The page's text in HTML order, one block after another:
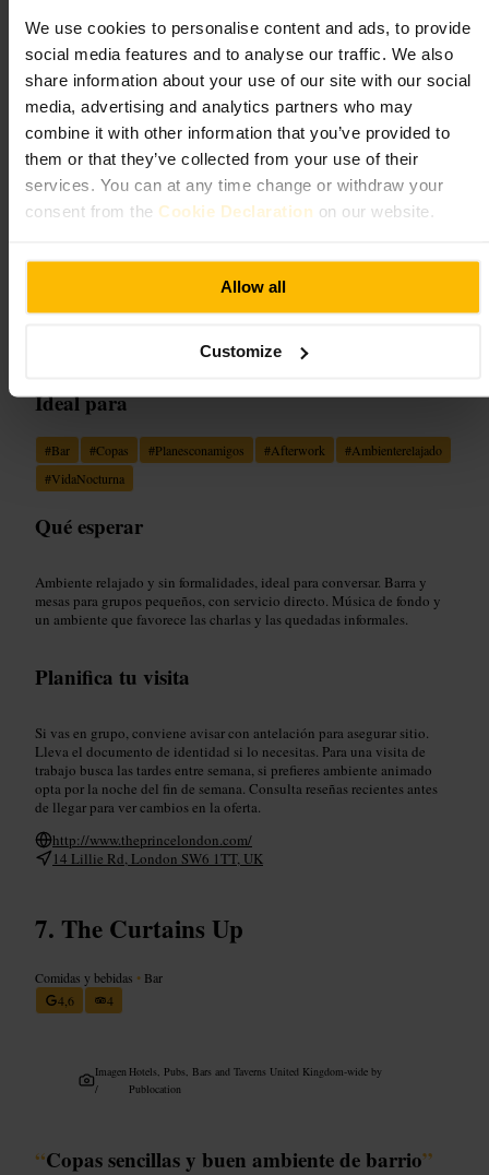
We use cookies to personalise content and ads, to provide
social media features and to analyse our traffic. We also
share information about your use of our site with our social
media, advertising and analytics partners who may
combine it with other information that you’ve provided to
them or that they’ve collected from your use of their
services. You can at any time change or withdraw your
consent from the Cookie Declaration on our website.
Allow all
Customize
23a Edwardes Square, London W8 6HE, UK
The Prince
Restauración y bebidas
“Copas sencillas, ambiente cercano”
Ideal para
#Bar #Copas #Planesconamigos #Afterwork #Ambienterelajado
#VidaNocturna
Qué esperar
Ambiente relajado y sin formalidades, ideal para conversar. Barra y
mesas para grupos pequeños, con servicio directo. Música de fondo y
un ambiente que favorece las charlas y las quedadas informales.
Planifica tu visita
Si vas en grupo, conviene avisar con antelación para asegurar sitio.
Lleva el documento de identidad si lo necesitas. Para una visita de
trabajo busca las tardes entre semana, si prefieres ambiente animado
opta por la noche del fin de semana. Consulta reseñas recientes antes
de llegar para ver cambios en la oferta.
http://www.theprincelondon.com/
14 Lillie Rd, London SW6 1TT, UK
The Curtains Up
Comidas y bebidas • Bar
4,6
4
Imagen
/
Hotels, Pubs, Bars and Taverns United Kingdom-wide by
Publocation
“Copas sencillas y buen ambiente de barrio”